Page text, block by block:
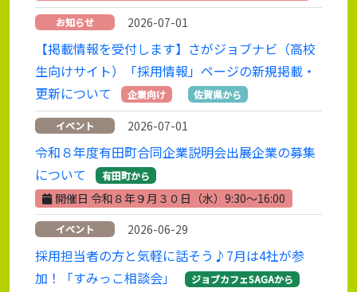
お知らせ 2026-07-01
【掲載情報を受付します】さがジョブナビ（高校
生向けサイト）「採用情報」ページの新規掲載・
更新について
企業向け 佐賀県から
イベント 2026-07-01
令和８年度有田町合同企業説明会出展企業の募集
について
有田町から
開催日 令和８年９月３０日（水）9:30～16:00
イベント 2026-06-29
採用担当者の方と気軽に話そう♪7月は4社が参
加！「すみっこ相談会」
ジョブカフェSAGAから